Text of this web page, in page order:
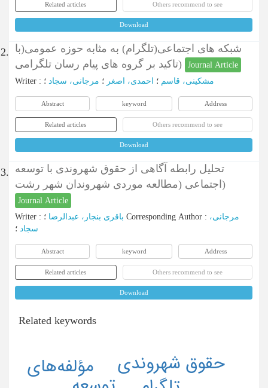
Related articles Others recommend to see
Download
2. شبکه های اجتماعی(تلگرام) به مثابه حوزه عمومی(با
تاکید بر گروه های پیام رسان تلگرامی)
Journal Article
Writer : مشکینی، قاسم ؛ احمدی، اصغر ؛ مرجانی، سجاد ؛
Abstract keyword Address
Related articles Others recommend to see
Download
3. تحلیل رابطه آگاهی از حقوق شهروندی با توسعه
اجتماعی (مطالعه موردی شهروندان شهر رشت)
Journal Article
Writer : باقری بنجار، عبدالرضا Corresponding Author : مرجانی،
سجاد ؛
Abstract keyword Address
Related articles Others recommend to see
Download
Related keywords
حقوق شهروندی مؤلفه‌های